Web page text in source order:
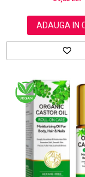
ADAUGA IN